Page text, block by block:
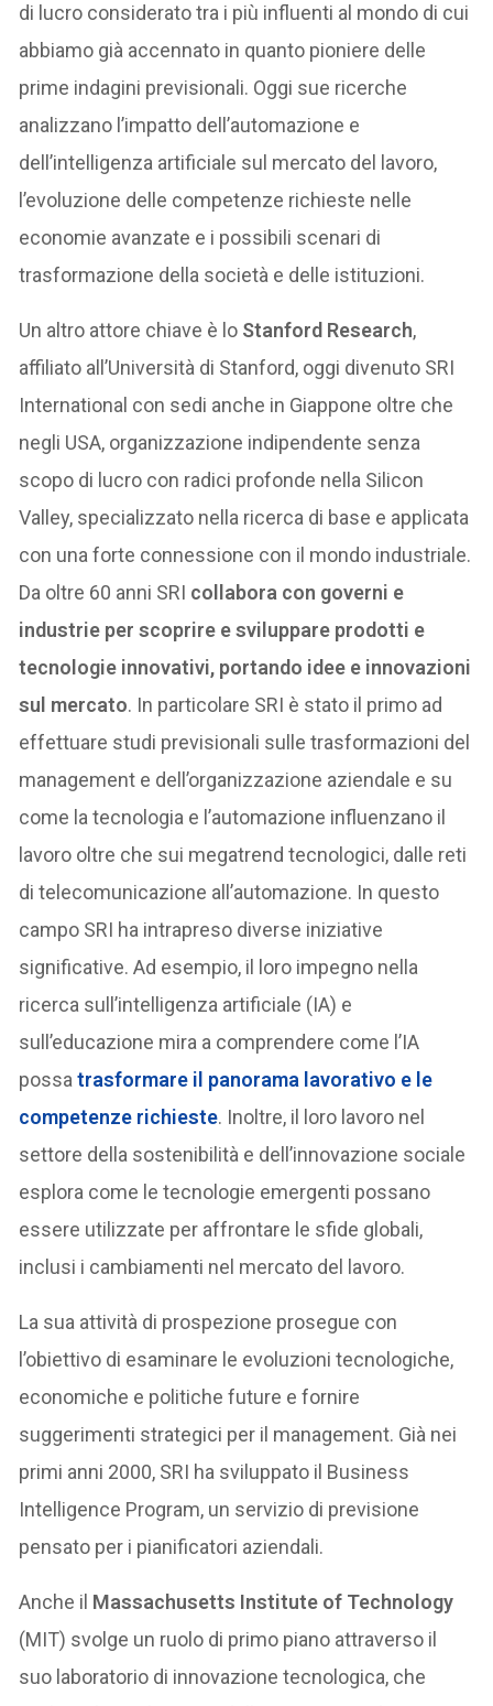
di lucro considerato tra i più influenti al mondo di cui
abbiamo già accennato in quanto pioniere delle
prime indagini previsionali. Oggi sue ricerche
analizzano l’impatto dell’automazione e
dell’intelligenza artificiale sul mercato del lavoro,
l’evoluzione delle competenze richieste nelle
economie avanzate e i possibili scenari di
trasformazione della società e delle istituzioni.
Un altro attore chiave è lo Stanford Research,
affiliato all’Università di Stanford, oggi divenuto SRI
International con sedi anche in Giappone oltre che
negli USA, organizzazione indipendente senza
scopo di lucro con radici profonde nella Silicon
Valley, specializzato nella ricerca di base e applicata
con una forte connessione con il mondo industriale.
Da oltre 60 anni SRI collabora con governi e
industrie per scoprire e sviluppare prodotti e
tecnologie innovativi, portando idee e innovazioni
sul mercato. In particolare SRI è stato il primo ad
effettuare studi previsionali sulle trasformazioni del
management e dell’organizzazione aziendale e su
come la tecnologia e l’automazione influenzano il
lavoro oltre che sui megatrend tecnologici, dalle reti
di telecomunicazione all’automazione. In questo
campo SRI ha intrapreso diverse iniziative
significative. Ad esempio, il loro impegno nella
ricerca sull’intelligenza artificiale (IA) e
sull’educazione mira a comprendere come l’IA
possatrasformare il panorama lavorativo e le
competenze richieste. Inoltre, il loro lavoro nel
settore della sostenibilità e dell’innovazione sociale
esplora come le tecnologie emergenti possano
essere utilizzate per affrontare le sfide globali,
inclusi i cambiamenti nel mercato del lavoro.
La sua attività di prospezione prosegue con
l’obiettivo di esaminare le evoluzioni tecnologiche,
economiche e politiche future e fornire
suggerimenti strategici per il management. Già nei
primi anni 2000, SRI ha sviluppato il Business
Intelligence Program, un servizio di previsione
pensato per i pianificatori aziendali.
Anche il Massachusetts Institute of Technology
(MIT) svolge un ruolo di primo piano attraverso il
suo laboratorio di innovazione tecnologica, che